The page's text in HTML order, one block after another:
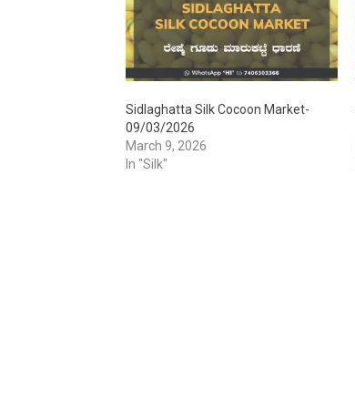
Sidlaghatta Silk Cocoon Market-
09/03/2026
March 9, 2026
In "Silk"